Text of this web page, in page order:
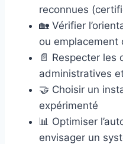
reconnues
🏡 Vérifier
ou emplacement
📄 Respecter les
administratives
🤝 Choisir un
expérimenté
📊 Optimiser
envisager un